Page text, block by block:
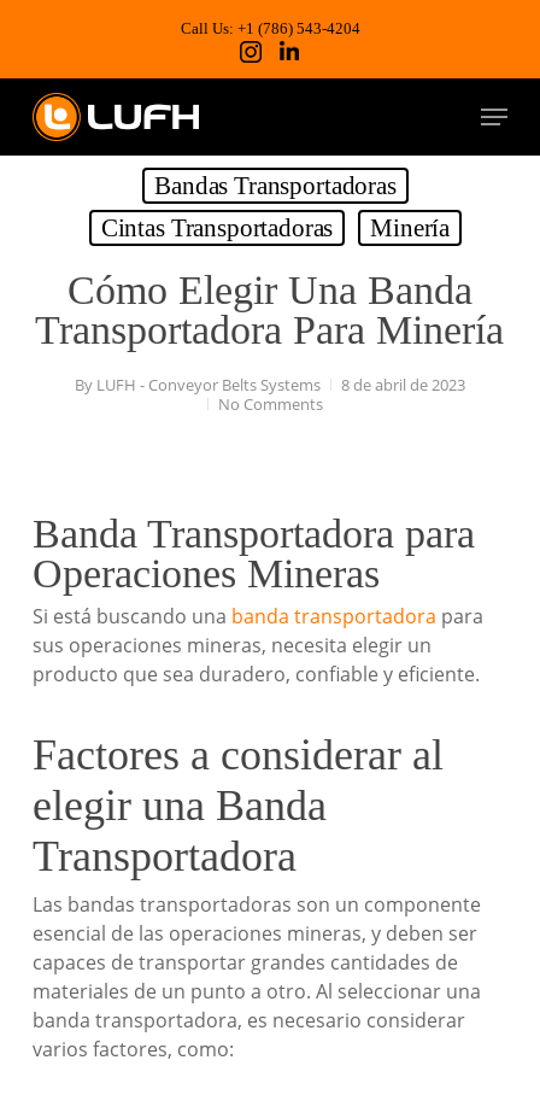
Call Us: +1 (786) 543-4204
Menu
Bandas Transportadoras
Cintas Transportadoras
Minería
Cómo Elegir Una Banda
Transportadora Para Minería
By LUFH - Conveyor Belts Systems
8 de abril de 2023
No Comments
Banda Transportadora para
Operaciones Mineras
Si está buscando una banda transportadora para
sus operaciones mineras, necesita elegir un
producto que sea duradero, confiable y eficiente.
Factores a considerar al
elegir una Banda
Transportadora
Las bandas transportadoras son un componente
esencial de las operaciones mineras, y deben ser
capaces de transportar grandes cantidades de
materiales de un punto a otro. Al seleccionar una
banda transportadora, es necesario considerar
varios factores, como: